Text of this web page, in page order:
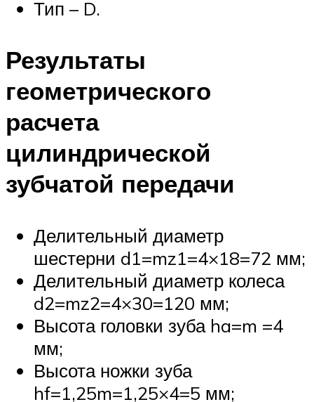
Тип – D.
Результаты
геометрического
расчета
цилиндрической
зубчатой передачи
Делительный диаметр
шестерни d1=mz1=4×18=72 мм;
Делительный диаметр колеса
d2=mz2=4×30=120 мм;
Высота головки зуба ha=m =4
мм;
Высота ножки зуба
hf=1,25m=1,25×4=5 мм;